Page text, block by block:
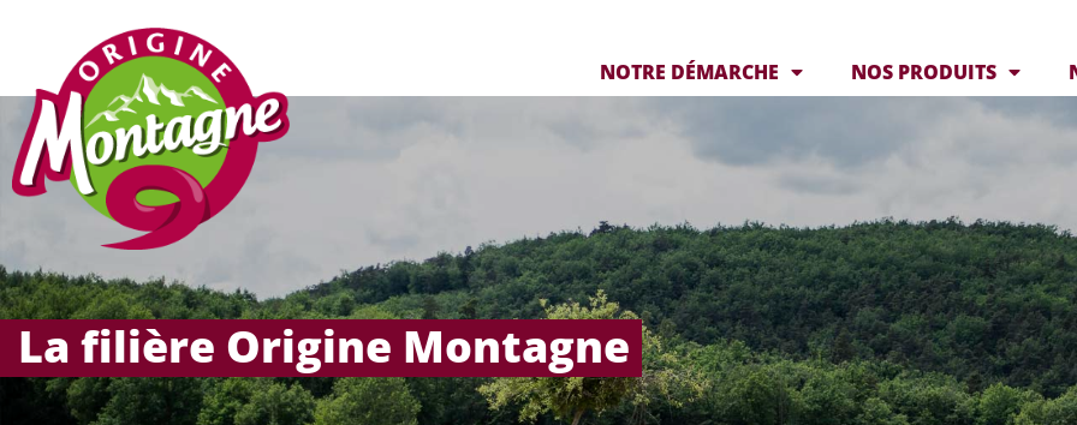
NOTRE DÉMARCHE NOS PRODUITS
La filière Origine Montagne